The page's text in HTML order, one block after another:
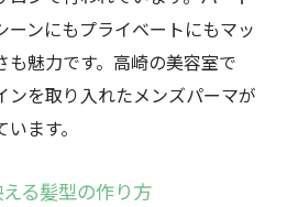
ーンにもプライベートにもマッ
も魅力です。高崎の美容室で
ンを取り入れたメンズパーマが
ます。
る髪型の作り方